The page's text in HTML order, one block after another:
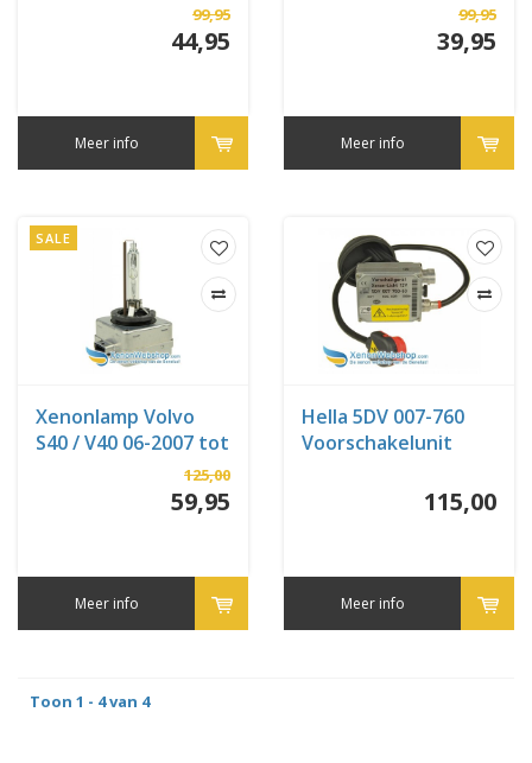
99,95
44,95
Meer info
99,95
39,95
Meer info
SALE
Xenonlamp Volvo
S40 / V40 06-2007 tot
125,00
59,95
Meer info
Hella 5DV 007-760
Voorschakelunit
115,00
Meer info
Toon 1 - 4 van 4